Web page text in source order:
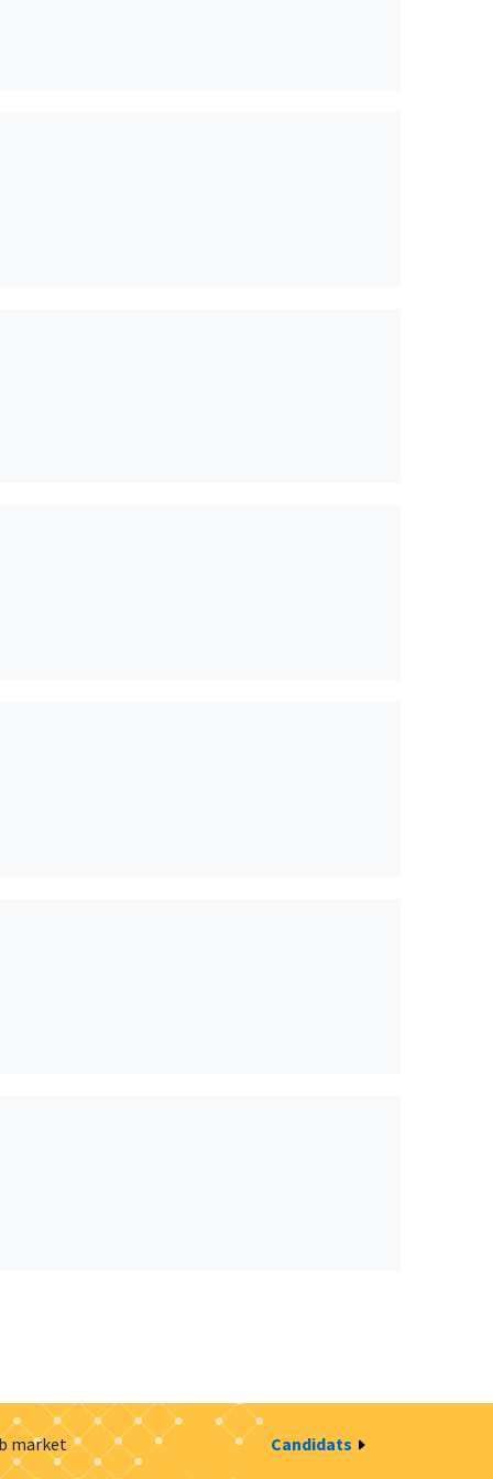
market Candidats